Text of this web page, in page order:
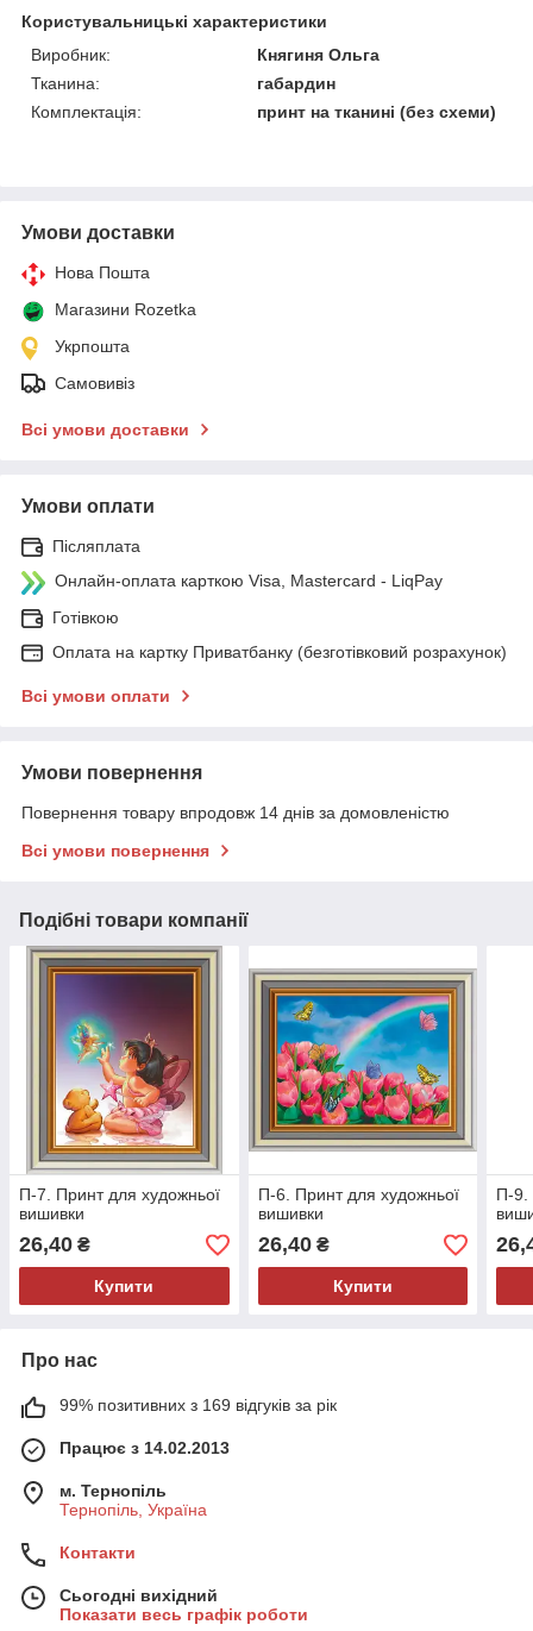
Користувальницькі характеристики
Виробник:
Княгиня Ольга
Тканина:
габардин
Комплектація:
принт на тканині (без схеми)
Умови доставки
Нова Пошта
Магазини Rozetka
Укрпошта
Самовивіз
Всі умови доставки
Умови оплати
Післяплата
Онлайн-оплата карткою Visa, Mastercard - LiqPay
Готівкою
Оплата на картку Приватбанку (безготівковий розрахунок)
Всі умови оплати
Умови повернення
Повернення товару впродовж 14 днів за домовленістю
Всі умови повернення
Подібні товари компанії
П-7. Принт для художньої
вишивки
26,40 ₴
Купити
П-6. Принт для художньої
вишивки
26,40₴
Купити
П-9.
Про нас
99% позитивних з 169 відгуків за рік
Працює з 14.02.2013
м. Тернопіль
Тернопіль, Україна
Контакти
Сьогодні вихідний
Показати весь графік роботи